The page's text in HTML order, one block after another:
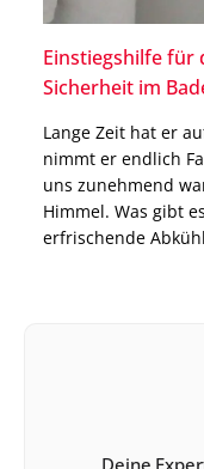
Einstiegshilfe für
Sicherheit im
Lange Zeit hat er
nimmt er endlich
uns zunehmend
Himmel. Was gibt
erfrischende